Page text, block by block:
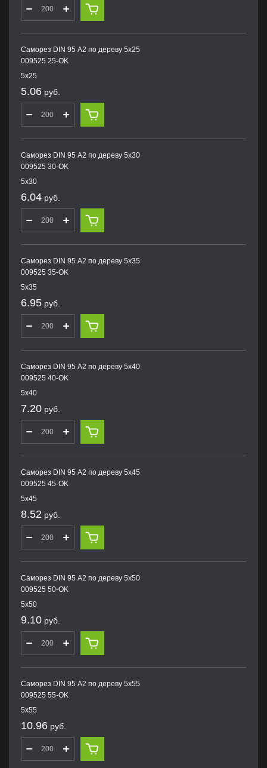
Саморез DIN 95 А2 по дереву 5х25
009525 25-OK
5х25
5.06 руб.
Саморез DIN 95 А2 по дереву 5х30
009525 30-OK
5х30
6.04 руб.
Саморез DIN 95 А2 по дереву 5х35
009525 35-OK
5х35
6.95 руб.
Саморез DIN 95 А2 по дереву 5х40
009525 40-OK
5х40
7.20 руб.
Саморез DIN 95 А2 по дереву 5х45
009525 45-OK
5х45
8.52 руб.
Саморез DIN 95 А2 по дереву 5х50
009525 50-OK
5х50
9.10 руб.
Саморез DIN 95 А2 по дереву 5х55
009525 55-OK
5х55
10.96 руб.